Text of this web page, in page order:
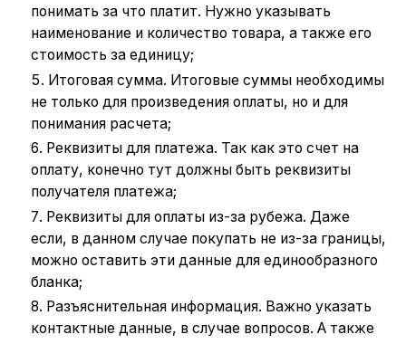
понимать за что платит. Нужно указывать
наименование и количество товара, а также его
стоимость за единицу;
Итоговая сумма. Итоговые суммы необходимы
не только для произведения оплаты, но и для
понимания расчета;
Реквизиты для платежа. Так как это счет на
оплату, конечно тут должны быть реквизиты
получателя платежа;
Реквизиты для оплаты из-за рубежа. Даже
если, в данном случае покупать не из-за границы,
можно оставить эти данные для единообразного
бланка;
Разъяснительная информация. Важно указать
контактные данные, в случае вопросов. А также